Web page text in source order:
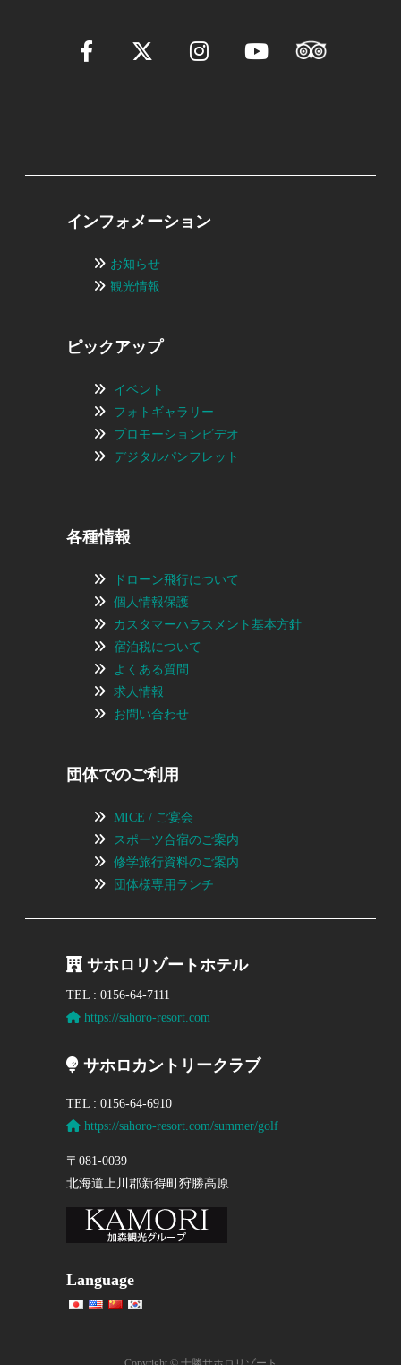
インフォメーション
お知らせ
観光情報
ピックアップ
イベント
フォトギャラリー
プロモーションビデオ
デジタルパンフレット
各種情報
ドローン飛行について
個人情報保護
カスタマーハラスメント基本方針
宿泊税について
よくある質問
求人情報
お問い合わせ
団体でのご利用
MICE / ご宴会
スポーツ合宿のご案内
修学旅行資料のご案内
団体様専用ランチ
サホロリゾートホテル
TEL : 0156-64-7111
https://sahoro-resort.com
サホロカントリークラブ
TEL : 0156-64-6910
https://sahoro-resort.com/summer/golf
〒081-0039
北海道上川郡新得町狩勝高原
Language